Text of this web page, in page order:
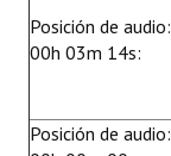
Posición de audio:
00h 03m 14s:
Posición de audio: